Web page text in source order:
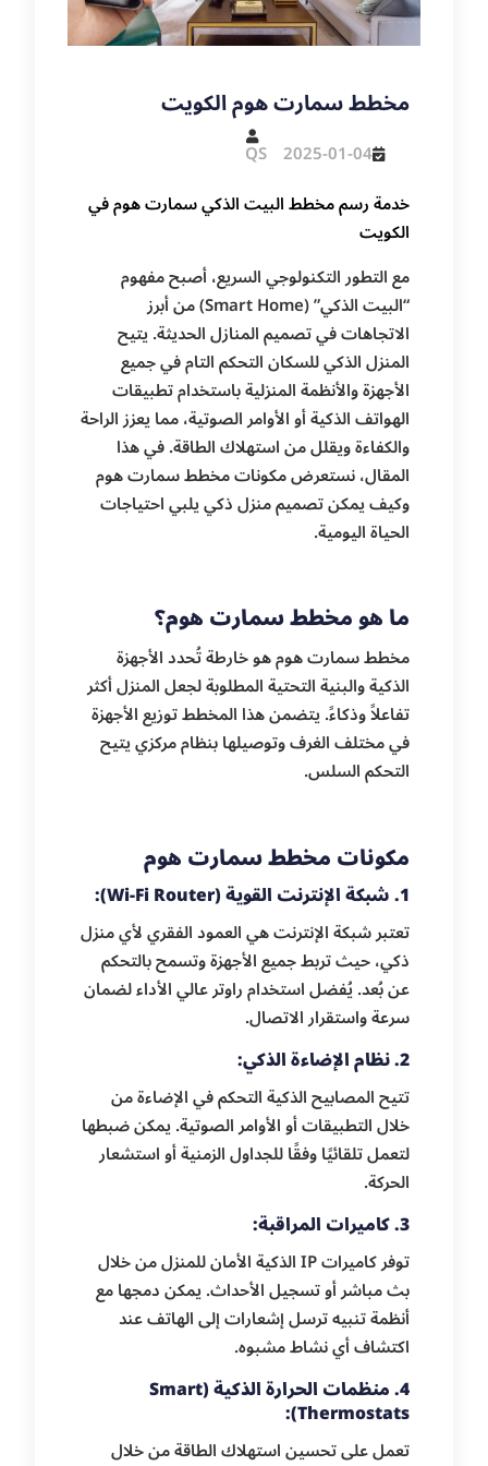
مخطط سمارت هوم الكويت
2025-01-04
QS
خدمة رسم مخطط البيت الذكي سمارت هوم في
الكويت
مع التطور التكنولوجي السريع، أصبح مفهوم
“البيت الذكي” (Smart Home) من أبرز
الاتجاهات في تصميم المنازل الحديثة. يتيح
المنزل الذكي للسكان التحكم التام في جميع
الأجهزة والأنظمة المنزلية باستخدام تطبيقات
الهواتف الذكية أو الأوامر الصوتية، مما يعزز الراحة
والكفاءة ويقلل من استهلاك الطاقة. في هذا
المقال، نستعرض مكونات مخطط سمارت هوم
وكيف يمكن تصميم منزل ذكي يلبي احتياجات
الحياة اليومية.
ما هو مخطط سمارت هوم؟
مخطط سمارت هوم هو خارطة تُحدد الأجهزة
الذكية والبنية التحتية المطلوبة لجعل المنزل أكثر
تفاعلاً وذكاءً. يتضمن هذا المخطط توزيع الأجهزة
في مختلف الغرف وتوصيلها بنظام مركزي يتيح
التحكم السلس.
مكونات مخطط سمارت هوم
1. شبكة الإنترنت القوية (Wi-Fi Router):
تعتبر شبكة الإنترنت هي العمود الفقري لأي منزل
ذكي، حيث تربط جميع الأجهزة وتسمح بالتحكم
عن بُعد. يُفضل استخدام راوتر عالي الأداء لضمان
سرعة واستقرار الاتصال.
2. نظام الإضاءة الذكي:
تتيح المصابيح الذكية التحكم في الإضاءة من
خلال التطبيقات أو الأوامر الصوتية. يمكن ضبطها
لتعمل تلقائيًا وفقًا للجداول الزمنية أو استشعار
الحركة.
3. كاميرات المراقبة:
توفر كاميرات IP الذكية الأمان للمنزل من خلال
بث مباشر أو تسجيل الأحداث. يمكن دمجها مع
أنظمة تنبيه ترسل إشعارات إلى الهاتف عند
اكتشاف أي نشاط مشبوه.
4. منظمات الحرارة الذكية (Smart
Thermostats):
تعمل على تحسين استهلاك الطاقة من خلال